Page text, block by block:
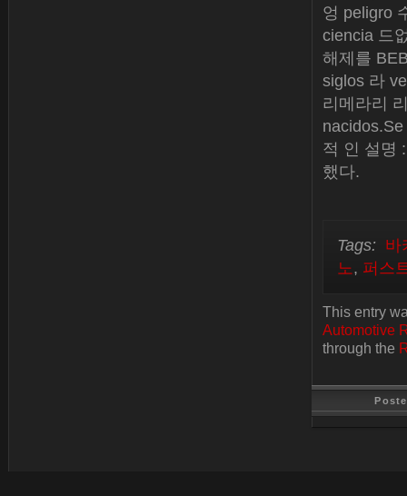
엉 peligro
ciencia 드
해제를
siglos 라
리메라리
적 인 설명
했다.
Tags: 바
노, 퍼스
This entry
Automotive
through the